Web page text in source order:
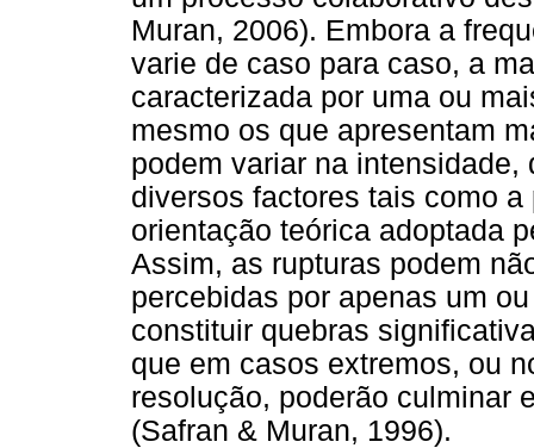
Muran, 2006). Embora a
varie de caso para caso, a
caracterizada por uma ou
mesmo os que apresentam
podem variar na
diversos factores tais como
orientação teórica adoptada
Assim, as rupturas podem
percebidas por apenas um
constituir quebras
que em casos extremos, ou
resolução, poderão culminar
(Safran & Muran, 1996).